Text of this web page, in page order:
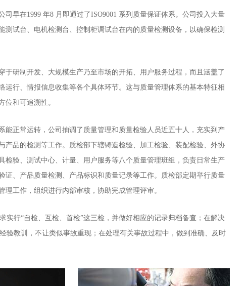
司早在1999 年8 月即通过了ISO9001 系列质量保证体系。公司投入大量
测试台、电机检测台、控制柜调试台在内的质量检测设备，以确保检测
于研制开发、大规模生产乃至市场的开拓、用户服务过程，而且涵盖了
运行、情报信息收集等各个具体环节。这与质量管理体系的基本特征相
位和可追溯性。
能正常运转，公司抽调了质量管理和质量检验人员近五十人，充实到产
产品的检测等工作。质检部下辖铸造检验、加工检验、装配检验、外协
检验、测试中心、计量、用户服务等八个质量管理班组，负责日常生产
证、产品质量检测、产品标识和质量记录等工作。质检部定期举行质量
理工作，组织进行内部审核，协助完成管理评审。
行“自检、互检、首检”这三检，并做好相应的记录归档备查；在解决
验教训，不让类似事故重现；在处理有关事故过程中，做到准确、及时